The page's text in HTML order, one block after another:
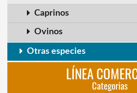
Caprinos
Ovinos
Otras especies
LÍNEA
Categorias